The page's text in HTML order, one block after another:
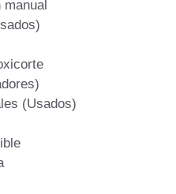
manual
(Usados)